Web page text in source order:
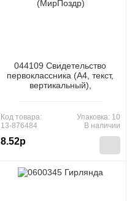
044109 Свидетельство
первоклассника (А4, текст,
вертикальный),
Код товара:
13-876484
8.52р
Упаковка: 10
В наличии